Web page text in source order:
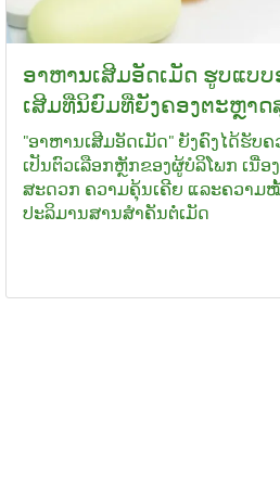
ອາຫານເສີມອັດເມັດ ຮູບແບ
ເສີມທີ່ນິຍົມທີ່ຍັງຄອງຕະຫຼາ
"ອາຫານເສີມອັດເມັດ" ຍັງຄົງໄດ້ຮັບ
ເປັນຕົວເລືອກຫຼັກຂອງຜູ້ບໍລິໂພກ ເນື່ອ
ສະດວກ ຄວາມຄຸ້ນເຄີຍ ແລະຄວາມ
ປະລິມານສານສຳຄັນຕໍ່ເມັດ